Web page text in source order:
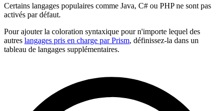
Certains langages populaires comme Java, C# ou PHP ne sont pas
activés par défaut.
Pour ajouter la coloration syntaxique pour n'importe lequel des
autres langages pris en charge par Prism, définissez-la dans un
tableau de langages supplémentaires.